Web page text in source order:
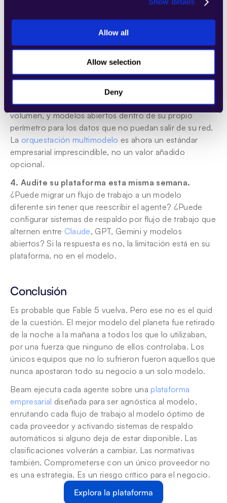
Allow all
Allow selection
Deny
3. Enrute por flujo de trabajo, no por compañía.
mejor modelo para un proceso de suscripción de
extracción masiva de datos de facturas. Utilice modelos
de última generación (frontier models) donde la
precisión justifique el coste premium, modelos más
pequeños o abiertos para tareas acotadas de alto
volumen, y modelos abiertos dentro de su propio
perímetro para los datos que no puedan salir de su red.
La orquestación multimodelo es ahora un estándar
empresarial imprescindible, no un valor añadido
opcional.
4. Audite su plataforma esta misma semana.
¿Puede migrar un flujo de trabajo a un modelo
diferente sin tener que reescribir el agente? ¿Puede
configurar sistemas de respaldo por flujo de trabajo que
alternen entre Claude, GPT, Gemini y modelos
abiertos? Si la respuesta es no, la limitación está en su
plataforma, no en el modelo.
Conclusión
Es probable que Fable 5 vuelva. Pero ese no es el quid
de la cuestión. El mejor modelo del planeta fue retirado
de la noche a la mañana a todos los que lo utilizaban,
por una fuerza que ninguno de ellos controlaba. Los
únicos equipos que no lo sufrieron fueron aquellos que
nunca apostaron todo su negocio a un solo modelo.
Beam ejecuta cada agente sobre una plataforma
empresarial diseñada para ser agnóstica al modelo,
enrutando cada flujo de trabajo al modelo óptimo de
cada proveedor y activando sistemas de respaldo
automáticos si alguno deja de estar disponible. Las
clasificaciones volverán a cambiar. Las normativas
también. Comprometerse con un único proveedor no
es una estrategia. Es un riesgo crítico para el negocio.
Explora la plataforma